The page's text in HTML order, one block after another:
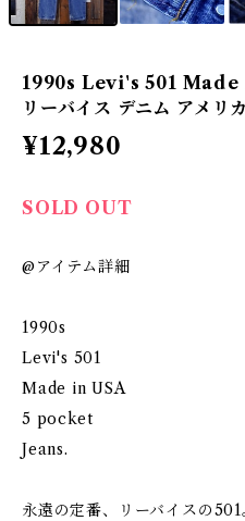
1990s Levi's 501 Made
リーバイス デニム アメリ
¥12,980
SOLD OUT
@アイテム詳細
1990s
Levi's 501
Made in USA
5 pocket
Jeans.
永遠の定番、リーバイスの501